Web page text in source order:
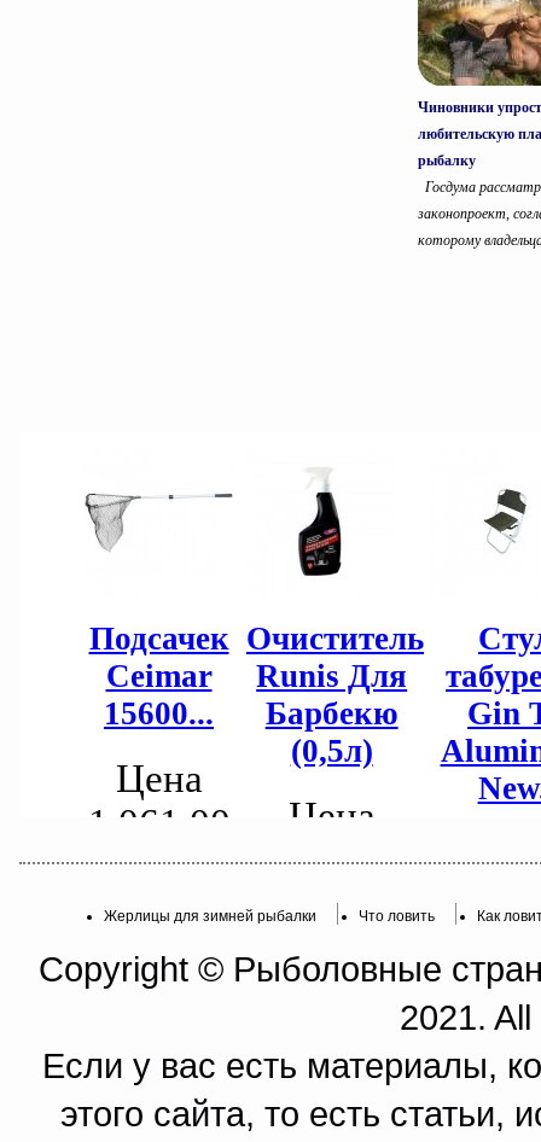
Чиновники
любительскую
рыбалку
Госдума
законопроект,
которому
Жерлицы для зимней рыбалки Что ловить Как
Copyright © Рыболовные
2021.
Если у вас есть материалы,
этого сайта, то есть